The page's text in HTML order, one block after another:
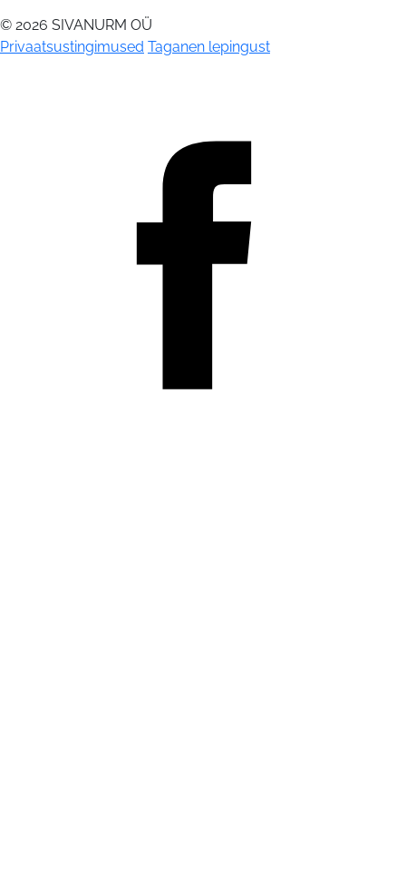
© 2026 SIVANURM OÜ
Privaatsustingimused Taganen lepingust